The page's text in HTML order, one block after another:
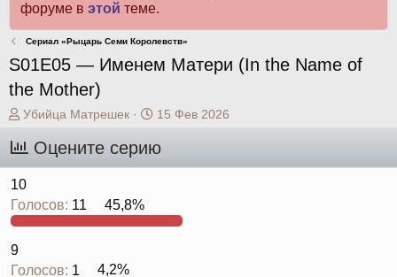
форуме в этой теме.
Сериал «Рыцарь Семи Королевств»
S01E05 — Именем Матери (In the Name of
the Mother)
А
р
е
м
Убийца Матрешек
Д
т
ч
а
15 Фев 2026
Оцените серию
10
Голосов: 11 45,8%
9
Голосов: 1 4,2%